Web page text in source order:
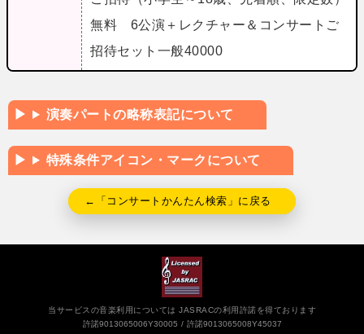
無料 6公演＋レクチャー＆コンサートご
招待セット一般40000
演奏パートの略称表記について
特殊条件アイコン・マークについて
←「コンサートかんたん検索」に戻る
当サービスの音楽利用については JASRACの利用許諾を得ております
許諾9013065006Y30005
許諾9013065008Y45037